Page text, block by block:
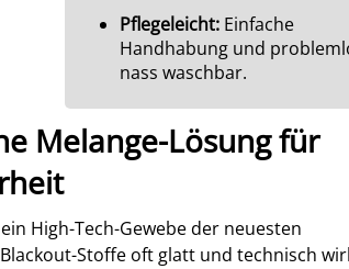
Pflegeleicht:Einfache
Handhabung und
nass waschbar.
Melange-Lösung für
High-Tech-Gewebe der neuesten
Stoffe oft glatt und technisch